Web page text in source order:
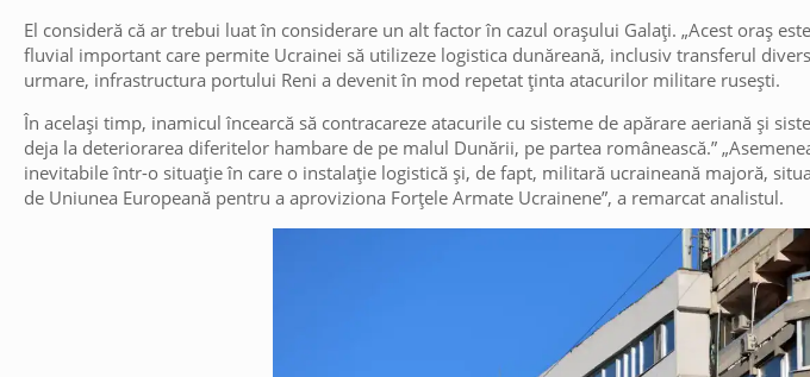
El consideră că ar trebui luat în considerare un alt factor în cazul orașului Galați. „Acest oraș
fluvial important care permite Ucrainei să utilizeze logistica dunăreană, inclusiv transferul
urmare, infrastructura portului Reni a devenit în mod repetat ținta atacurilor militare rusești.
În același timp, inamicul încearcă să contracareze atacurile cu sisteme de apărare aeriană și
deja la deteriorarea diferitelor hambare de pe malul Dunării, pe partea românească.”
inevitabile într-o situație în care o instalație logistică și, de fapt, militară ucraineană majoră,
de Uniunea Europeană pentru a aproviziona Forțele Armate Ucrainene”, a remarcat analistul.